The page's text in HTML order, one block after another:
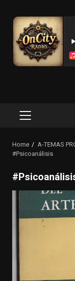
Primary
Home
A-TEMAS
#Psicoanálisis